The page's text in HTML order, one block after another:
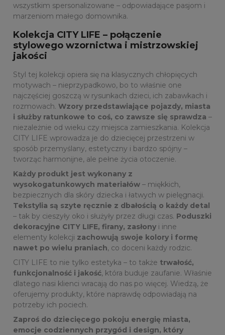
wszystkim spersonalizowane – odpowiadające pasjom i
marzeniom małego domownika.
Kolekcja CITY LIFE – połączenie
stylowego wzornictwa i mistrzowskiej
jakości
Styl tej kolekcji opiera się na klasycznych chłopięcych
motywach – nieprzypadkowo, bo to właśnie one
najczęściej goszczą w rysunkach dzieci, ich zabawkach i
rozmowach. Wzory przedstawiające pojazdy, miasta
i służby ratunkowe to coś, co zawsze się sprawdza –
niezależnie od wieku czy miejsca zamieszkania. Kolekcja
CITY LIFE wprowadza je do dziecięcej przestrzeni w
sposób przemyślany, estetyczny i bardzo spójny –
tworząc harmonijne, ale pełne życia otoczenie.
Każdy produkt jest wykonany z
wysokogatunkowych materiałów – miękkich,
bezpiecznych dla skóry dziecka i łatwych w pielęgnacji.
Tekstylia są szyte ręcznie z dbałością o każdy detal
– tak by cieszyły oko i służyły przez długi czas. Poduszki
dekoracyjne CITY LIFE, firany, zasłony i inne
elementy kolekcji zachowują swoje kolory i formę
nawet po wielu praniach, co doceni każdy rodzic.
CITY LIFE to nie tylko estetyka – to także trwałość,
funkcjonalność i jakość, która buduje zaufanie. Właśnie
dlatego nasi klienci wracają do nas po więcej. Wiedzą, że
oferujemy produkty, które naprawdę odpowiadają na
potrzeby ich pociech.
Zaproś do dziecięcego pokoju energię miasta,
emocje codziennych przygód i design, który